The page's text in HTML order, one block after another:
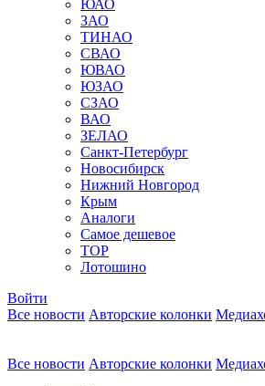
ЮАО
ЗАО
ТИНАО
СВАО
ЮВАО
ЮЗАО
СЗАО
ВАО
ЗЕЛАО
Санкт-Петербург
Новосибирск
Нижний Новгород
Крым
Аналоги
Самое дешевое
TOP
Лотошино
Войти
Все новости Авторские колонки
Все новости Авторские колонки